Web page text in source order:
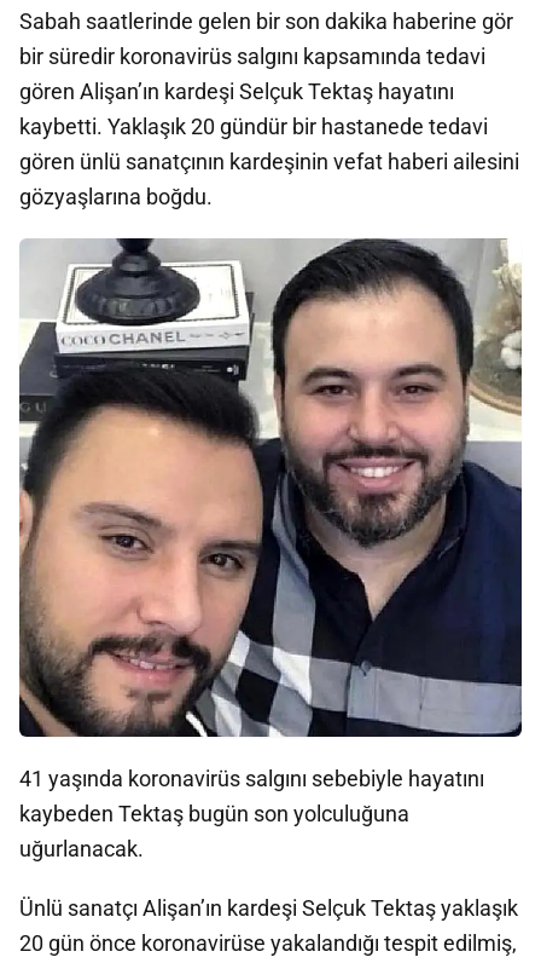
Sabah saatlerinde gelen bir son dakika haberine gör
bir süredir koronavirüs salgını kapsamında tedavi
gören Alişan’ın kardeşi Selçuk Tektaş hayatını
kaybetti. Yaklaşık 20 gündür bir hastanede tedavi
gören ünlü sanatçının kardeşinin vefat haberi ailesini
gözyaşlarına boğdu.
41 yaşında koronavirüs salgını sebebiyle hayatını
kaybeden Tektaş bugün son yolculuğuna
uğurlanacak.
Ünlü sanatçı Alişan’ın kardeşi Selçuk Tektaş yaklaşık
20 gün önce koronavirüse yakalandığı tespit edilmiş,